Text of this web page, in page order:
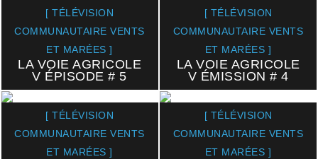
[ TÉLÉVISION
COMMUNAUTAIRE VENTS
ET MARÉES ]
LA VOIE AGRICOLE
V ÉPISODE # 5
[ TÉLÉVISION
COMMUNAUTAIRE VENTS
ET MARÉES ]
LA VOIE AGRICOLE
V ÉMISSION # 4
[ TÉLÉVISION
COMMUNAUTAIRE VENTS
ET MARÉES ]
[ TÉLÉVISION
COMMUNAUTAIRE VENTS
ET MARÉES ]